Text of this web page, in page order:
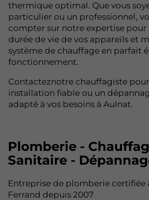
thermique optimal. Que vous
particulier ou un professionnel,
compter sur notre expertise
durée de vie de vos appareils et
système de chauffage en parfait
fonctionnement.
Contacteznotre chauffagiste
installation fiable ou un
adapté à vos besoins à Aulnat.
Plomberie -
Sanitaire -
Entreprise de plomberie certifiée
Ferrand depuis 2007